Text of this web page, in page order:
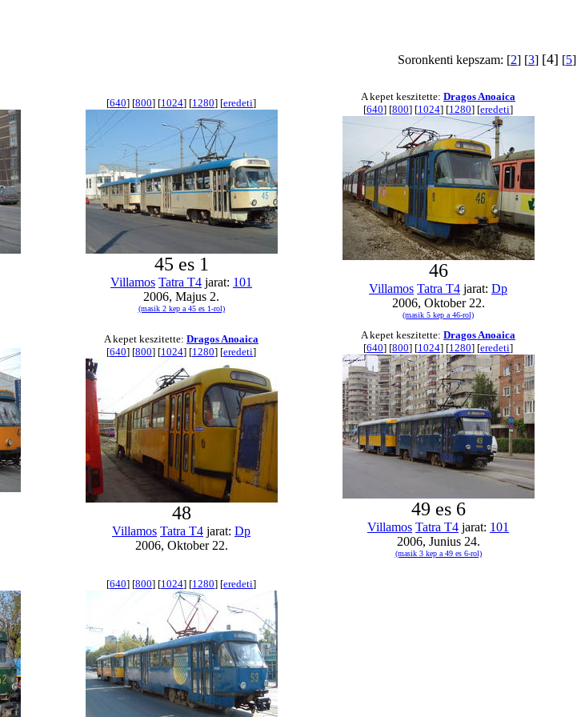
Soronkenti kepszam: [2] [3] [4] [5]
[640] [800] [1024] [1280] [eredeti]
45 es 1
Villamos Tatra T4 jarat: 101
2006, Majus 2.
(masik 2 kep a 45 es 1-rol)
A kepet keszitette: Dragos Anoaica
[640] [800] [1024] [1280] [eredeti]
46
Villamos Tatra T4 jarat: Dp
2006, Oktober 22.
(masik 5 kep a 46-rol)
A kepet keszitette: Dragos Anoaica
[640] [800] [1024] [1280] [eredeti]
48
Villamos Tatra T4 jarat: Dp
2006, Oktober 22.
A kepet keszitette: Dragos Anoaica
[640] [800] [1024] [1280] [eredeti]
49 es 6
Villamos Tatra T4 jarat: 101
2006, Junius 24.
(masik 3 kep a 49 es 6-rol)
[640] [800] [1024] [1280] [eredeti]